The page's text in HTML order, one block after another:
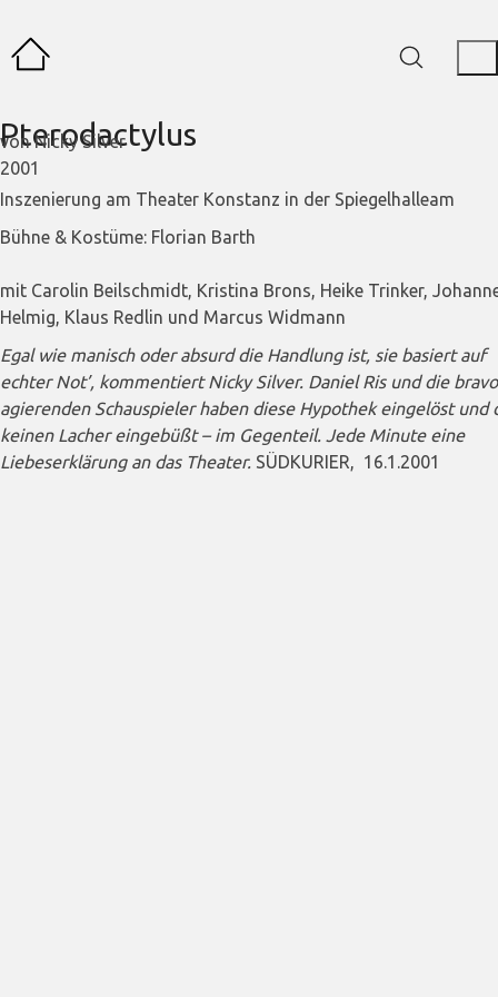
Pterodactylus
von Nicky Silver
2001
Inszenierung am Theater Konstanz in der Spiegelhalleam
Bühne & Kostüme: Florian Barth
mit Carolin Beilschmidt, Kristina Brons, Heike Trinker,
Helmig, Klaus Redlin und Marcus Widmann
Egal wie manisch oder absurd die Handlung ist, sie basiert auf
echter Not’, kommentiert Nicky Silver. Daniel Ris und die
agierenden Schauspieler haben diese Hypothek eingelöst und
keinen Lacher eingebüßt – im Gegenteil. Jede Minute eine
Liebeserklärung an das Theater. SÜDKURIER, 16.1.2001